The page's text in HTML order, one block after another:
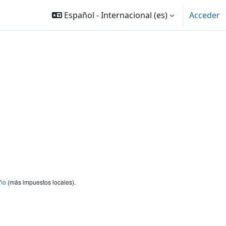
(más impuestos locales).
Español - Internacional ‎(es)‎ Acceder